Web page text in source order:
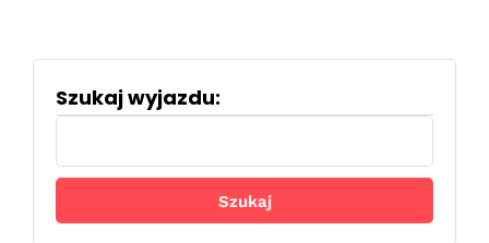
Szukaj wyjazdu:
Szukaj: